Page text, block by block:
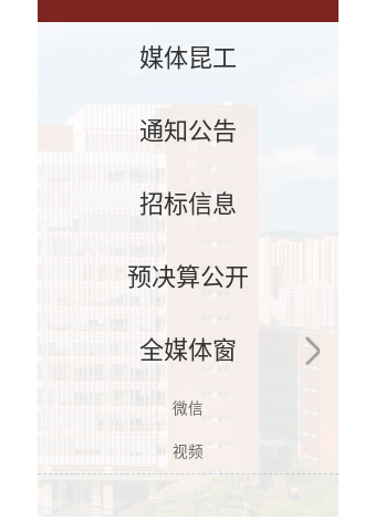
媒体昆工
通知公告
招标信息
预决算公开
全媒体窗
微信
视频